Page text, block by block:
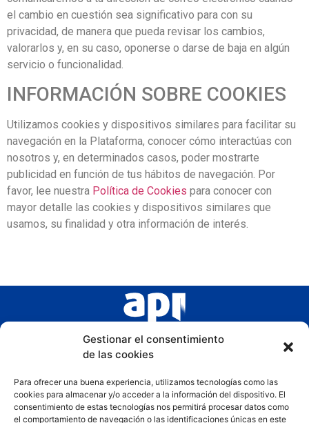
Gestionar el consentimiento
de las cookies
Para ofrecer una buena experiencia, utilizamos tecnologías como las
cookies para almacenar y/o acceder a la información del dispositivo. El
consentimiento de estas tecnologías nos permitirá procesar datos como
el comportamiento de navegación o las identificaciones únicas en este
el cambio en cuestión sea significativo para con su
privacidad, de manera que pueda revisar los cambios,
valorarlos y, en su caso, oponerse o darse de baja en algún
servicio o funcionalidad.
INFORMACIÓN SOBRE COOKIES
Utilizamos cookies y dispositivos similares para facilitar su
navegación en la Plataforma, conocer cómo interactúas con
nosotros y, en determinados casos, poder mostrarte
publicidad en función de tus hábitos de navegación. Por
favor, lee nuestra Política de Cookies para conocer con
mayor detalle las cookies y dispositivos similares que
usamos, su finalidad y otra información de interés.